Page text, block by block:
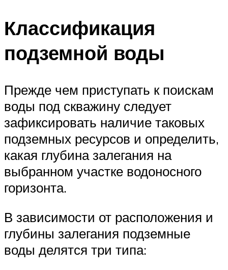
Классификация
подземной воды
Прежде чем приступать к поискам
воды под скважину следует
зафиксировать наличие таковых
подземных ресурсов и определить,
какая глубина залегания на
выбранном участке водоносного
горизонта.
В зависимости от расположения и
глубины залегания подземные
воды делятся три типа: